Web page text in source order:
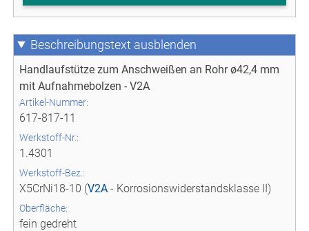
Beschreibungstext
Handlaufstütze zum Anschweißen an Rohr ø42,4 mm
mit Aufnahmebolzen - V2A
Artikel-Nummer:
617-817-11
Werkstoff-Nr.:
1.4301
Werkstoff-Bez.:
X5CrNi18-10 (V2A - Korrosionswiderstandsklasse II)
Oberfläche:
fein gedreht